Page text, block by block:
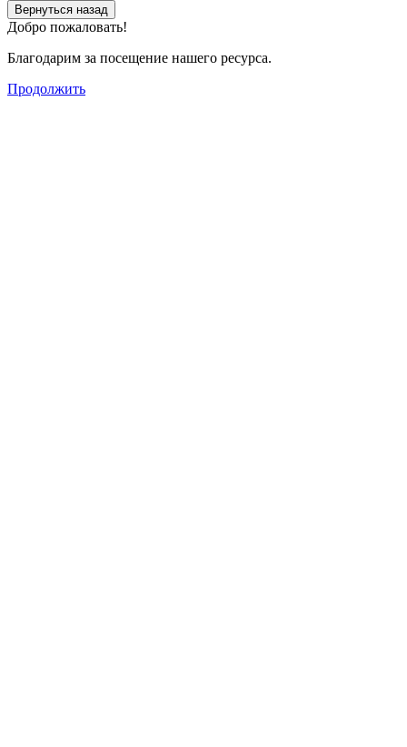
Вернуться назад
Добро пожаловать!
Благодарим за посещение нашего ресурса.
Продолжить